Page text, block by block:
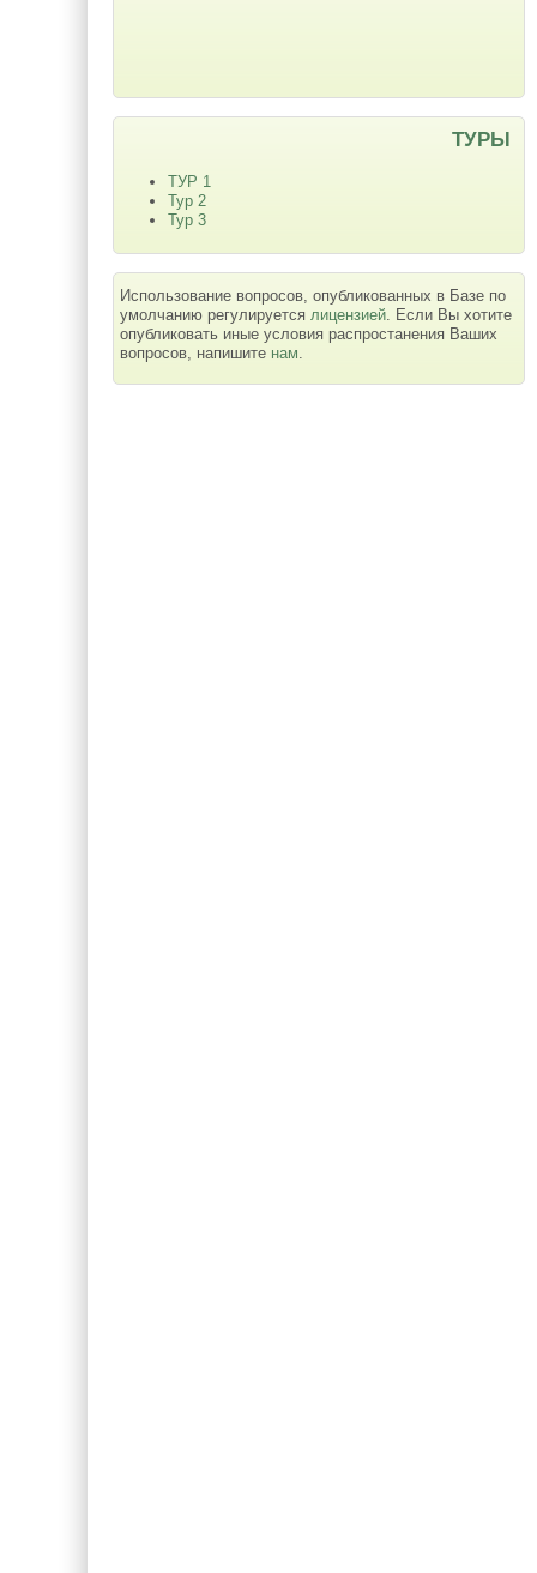
ТУРЫ
ТУР 1
Тур 2
Тур 3
Использование вопросов, опубликованных в Базе по
умолчанию регулируется лицензией. Если Вы хотите
опубликовать иные условия распростанения Ваших
вопросов, напишите нам.